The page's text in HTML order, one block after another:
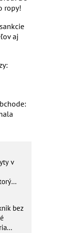
ropy!
aj
v
bez